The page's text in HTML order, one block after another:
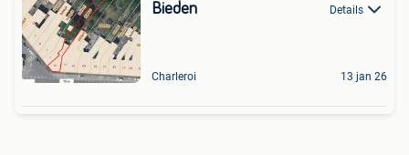
Bieden Details
Charleroi 13 jan 26